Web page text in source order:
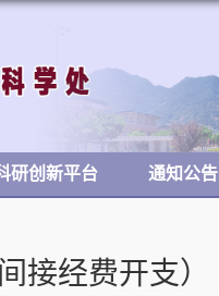
研创新平台 通知公告
接经费开支）